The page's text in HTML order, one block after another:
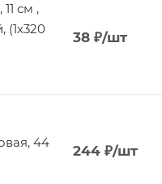
см ,
38₽/шт
44
244₽/шт